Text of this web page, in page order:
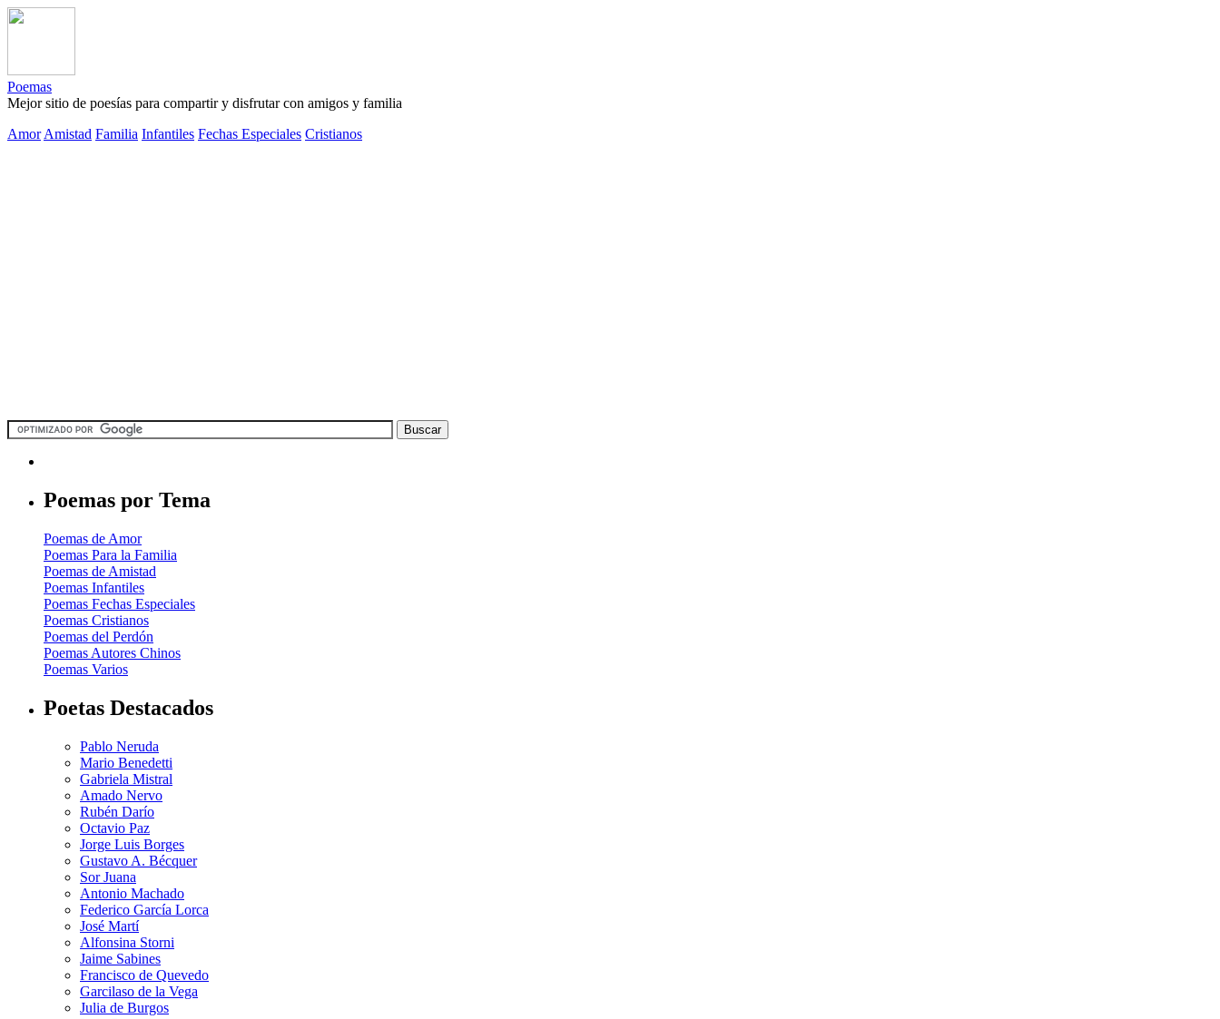
Poemas
Mejor sitio de poesías para compartir y disfrutar con amigos y familia
Amor Amistad Familia Infantiles Fechas Especiales Cristianos
Poemas por Tema
Poemas de Amor
Poemas Para la Familia
Poemas de Amistad
Poemas Infantiles
Poemas Fechas Especiales
Poemas Cristianos
Poemas del Perdón
Poemas Autores Chinos
Poemas Varios
Poetas Destacados
Pablo Neruda
Mario Benedetti
Gabriela Mistral
Amado Nervo
Rubén Darío
Octavio Paz
Jorge Luis Borges
Gustavo A. Bécquer
Sor Juana
Antonio Machado
Federico García Lorca
José Martí
Alfonsina Storni
Jaime Sabines
Francisco de Quevedo
Garcilaso de la Vega
Julia de Burgos